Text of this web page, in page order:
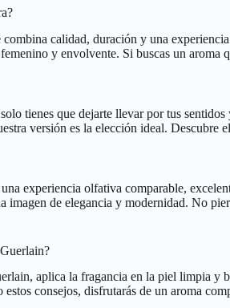
calidad, duración y una
y envolvente. Si buscas un
tienes que dejarte llevar por tus
versión es la elección ideal.
experiencia olfativa comparable,
de elegancia y modernidad. No
aplica la fragancia en la piel limpia
consejos, disfrutarás de un aroma